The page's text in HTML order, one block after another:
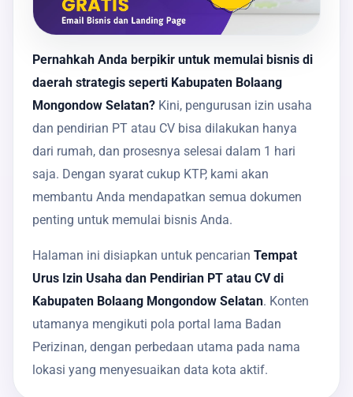
Pernahkah Anda berpikir untuk memulai bisnis di
daerah strategis seperti Kabupaten Bolaang
Mongondow Selatan? Kini, pengurusan izin usaha
dan pendirian PT atau CV bisa dilakukan hanya
dari rumah, dan prosesnya selesai dalam 1 hari
saja. Dengan syarat cukup KTP, kami akan
membantu Anda mendapatkan semua dokumen
penting untuk memulai bisnis Anda.
Halaman ini disiapkan untuk pencarian Tempat
Urus Izin Usaha dan Pendirian PT atau CV di
Kabupaten Bolaang Mongondow Selatan. Konten
utamanya mengikuti pola portal lama Badan
Perizinan, dengan perbedaan utama pada nama
lokasi yang menyesuaikan data kota aktif.